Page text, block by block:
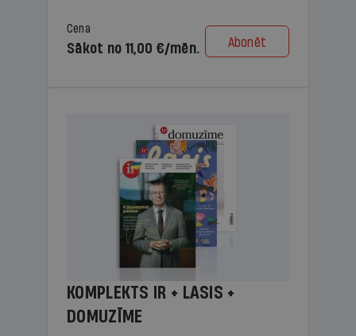
Cena
Sākot no 11,00 €/mēn. Abonēt
KOMPLEKTS IR + LASIS +
DOMUZĪME